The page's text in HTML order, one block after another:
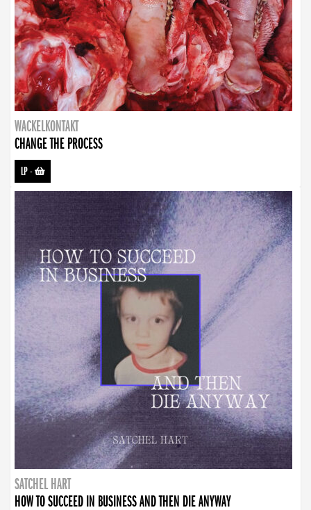
WACKELKONTAKT
CHANGE THE PROCESS
LP-
SATCHEL HART
HOW TO SUCCEED IN BUSINESS AND THEN DIE ANYWAY